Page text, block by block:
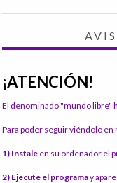
¡ATENCIÓN!
El denominado "mundo libre"
Para poder seguir viéndolo
1) Instale en su ordenador el
2) Ejecute el programay